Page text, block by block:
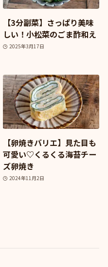
【3分副菜】さっぱり美味
しい！小松菜のごま酢和え
2025年3月17日
【卵焼きバリエ】見た目も
可愛い♡くるくる海苔チー
ズ卵焼き
2024年11月2日